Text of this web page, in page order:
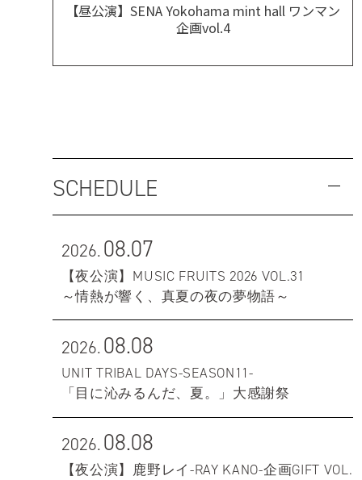
【昼公演】SENA Yokohama mint hall ワンマン
企画vol.4
SCHEDULE
2026.08.07
【夜公演】MUSIC FRUITS 2026 VOL.31
～情熱が響く、真夏の夜の夢物語～
2026.08.08
UNIT TRIBAL DAYS-SEASON11-
「目に沁みるんだ、夏。」大感謝祭
2026.08.08
【夜公演】鹿野レイ-RAY KANO-企画GIFT VOL.